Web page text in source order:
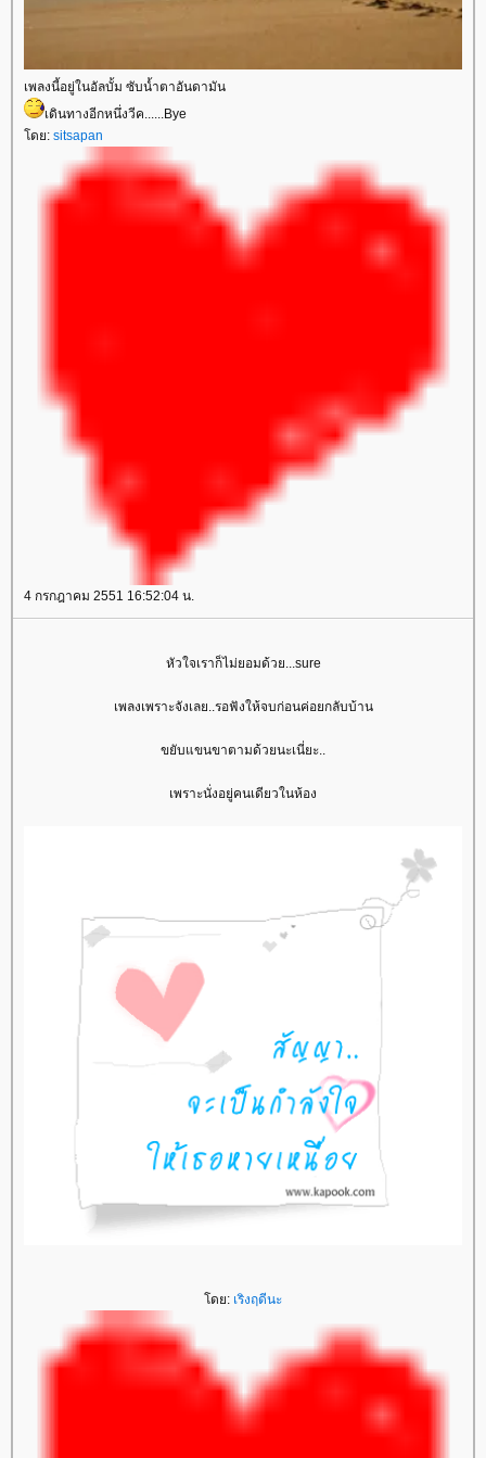
เพลงนี้อยู่ในอัลบั้ม ซับน้ำตาอันดามัน
เดินทางอีกหนึ่งวีค......Bye
ดย: sitsapan
4 กรกฎาคม 2551 16:52:04 น.
หัวใจเราก็ไม่ยอมด้วย...sure
เพลงเพราะจังเลย..รอฟังให้จบก่อนค่อยกลับบ้าน
ขยับแขนขาตามด้วยนะเนี่ยะ..
เพราะนั่งอยู่คนเดียวในห้อง
ดย: เริงฤดีนะ